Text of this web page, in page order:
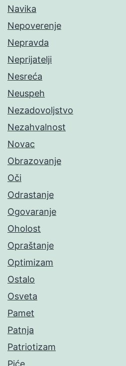
Navika
Nepoverenje
Nepravda
Neprijatelji
Nesreća
Neuspeh
Nezadovoljstvo
Nezahvalnost
Novac
Obrazovanje
Oči
Odrastanje
Ogovaranje
Oholost
Opraštanje
Optimizam
Ostalo
Osveta
Pamet
Patnja
Patriotizam